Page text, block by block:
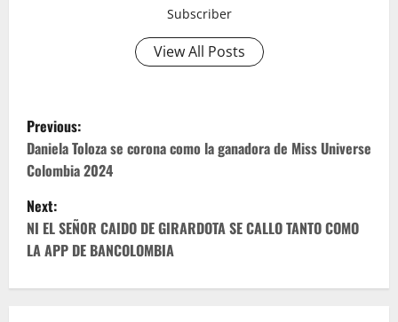
Subscriber
View All Posts
P
o
s
t
n
Previous:
Daniela Toloza se corona como la ganadora de Miss Universe
Colombia 2024
Next:
NI EL SEÑ0R CAIDO DE GIRARDOTA SE CALLO TANTO COMO
LA APP DE BANCOLOMBIA